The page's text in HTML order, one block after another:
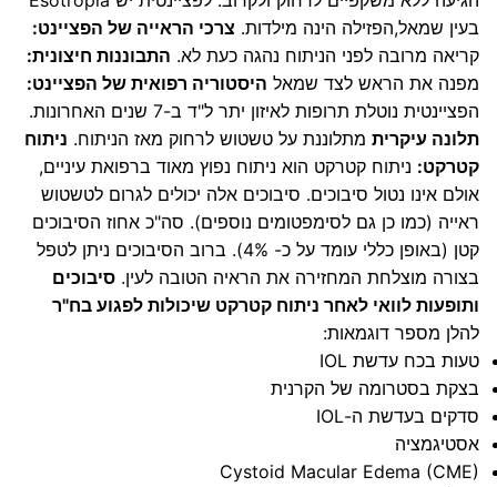
בעין שמאל,הפזילה הינה מילדות. צרכי הראייה של הפציינט:
קריאה מרובה לפני הניתוח נהגה כעת לא. התבוננות חיצונית:
מפנה את הראש לצד שמאל היסטוריה רפואית של הפציינט:
הפציינטית נוטלת תרופות לאיזון יתר ל"ד ב-7 שנים האחרונות.
תלונה עיקרית מתלוננת על טשטוש לרחוק מאז הניתוח. ניתוח
קטרקט: ניתוח קטרקט הוא ניתוח נפוץ מאוד ברפואת עיניים,
אולם אינו נטול סיבוכים. סיבוכים אלה יכולים לגרום לטשטוש
ראייה (כמו כן גם לסימפטומים נוספים). סה"כ אחוז הסיבוכים
קטן (באופן כללי עומד על כ- 4%). ברוב הסיבוכים ניתן לטפל
בצורה מוצלחת המחזירה את הראיה הטובה לעין. סיבוכים
ותופעות לוואי לאחר ניתוח קטרקט שיכולות לפגוע בח"ר
להלן מספר דוגמאות:
טעות בכח עדשת IOL
בצקת בסטרומה של הקרנית
סדקים בעדשת ה-IOL
אסטיגמציה
Cystoid Macular Edema (CME)